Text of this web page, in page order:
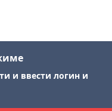
и ввести логин и